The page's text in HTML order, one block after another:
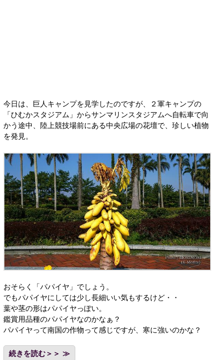
今日は、巨人キャンプを見学したのですが、２軍キャンプの
「ひむかスタジアム」からサンマリンスタジアムへ自転車で向
かう途中、陸上競技場前にある中央広場の花壇で、珍しい植物
を発見。
おそらく「パパイヤ」でしょう。
でもパパイヤにしては少し長細いい気もするけど・・
葉や茎の形はパパイヤっぽい。
鑑賞用品種のパパイヤなのかなぁ？
パパイヤって南国の作物って感じですが、寒に強いのかな？
続きを読む＞＞